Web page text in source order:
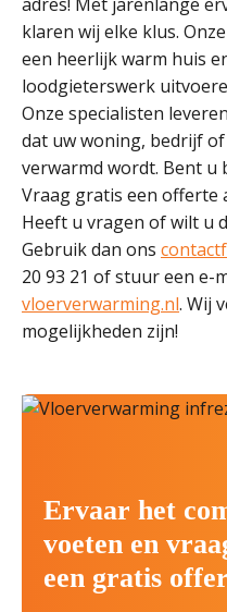
klaren wij elke klus.
een heerlijk warm huis
loodgieterswerk
Onze specialisten
dat uw woning, bedrijf
verwarmd wordt. Bent u
Vraag gratis een offerte
Heeft u vragen of wilt u
Gebruik dan ons
20 93 21 of stuur een e-
vloerverwarming.nl. Wij
mogelijkheden zijn!
Ervaar het
voeten en
een gratis